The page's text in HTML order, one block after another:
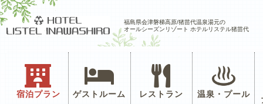
福島県会津磐梯高原/猪苗代温泉湯元の
オールシーズンリゾート ホテルリステル猪苗代
宿泊プラン ゲストルーム レストラン 温泉・プール